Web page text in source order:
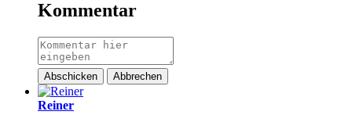
Kommentar
Abschicken Abbrechen
Reiner